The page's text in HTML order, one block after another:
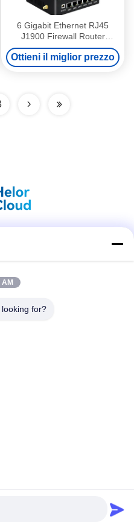
6 Gigabit Ethernet RJ45
J1900 Firewall Router
Ubuntu Desktop Router con
WiFi
Ottieni il miglior prezzo
© di Copyright 2024-2026
Ltd. . Tutti i diritti Riservato.
for?